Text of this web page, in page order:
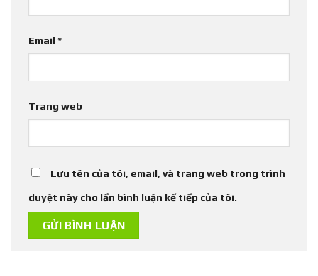
Email *
Trang web
Lưu tên của tôi, email, và trang web trong trình
duyệt này cho lần bình luận kế tiếp của tôi.